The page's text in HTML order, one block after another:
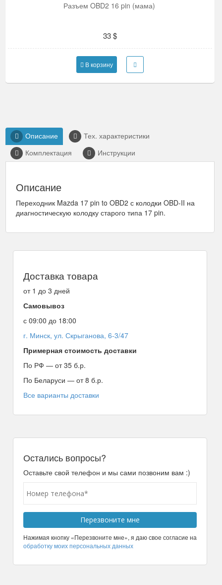
Разъем OBD2 16 pin (мама)
33 $
В корзину
Описание
Тех. характеристики
Комплектация
Инструкции
Описание
Переходник Mazda 17 pin to OBD2 с колодки OBD-II на
диагностическую колодку старого типа 17 pin.
Доставка товара
от 1 до 3 дней
Самовывоз
с 09:00 до 18:00
г. Минск, ул. Скрыганова, 6-3/47
Примерная стоимость доставки
По РФ — от 35 б.р.
По Беларуси — от 8 б.р.
Все варианты доставки
Остались вопросы?
Оставьте свой телефон и мы сами позвоним вам :)
Нажимая кнопку «Перезвоните мне», я даю свое согласие на
обработку моих персональных данных